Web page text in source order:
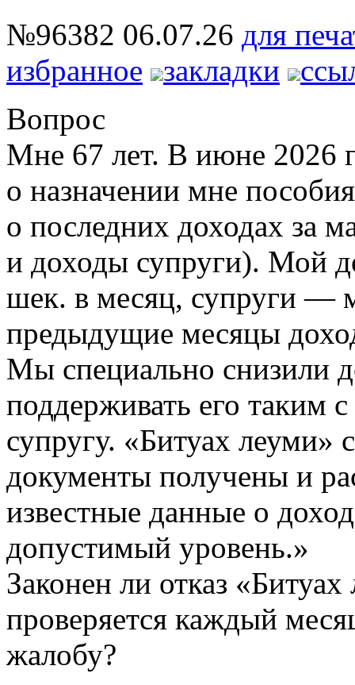
№96382 06.07.26 для
избранное
закладки
Вопрос
Мне 67 лет. В июне 2026
о назначении мне
о последних доходах за
и доходы супруги). Мой
шек. в месяц, супруги —
предыдущие месяцы
Мы специально снизили
поддерживать его таким
супругу. «Битуах
документы получены и
известные данные о
допустимый уровень.»
Законен ли отказ
проверяется каждый
жалобу?